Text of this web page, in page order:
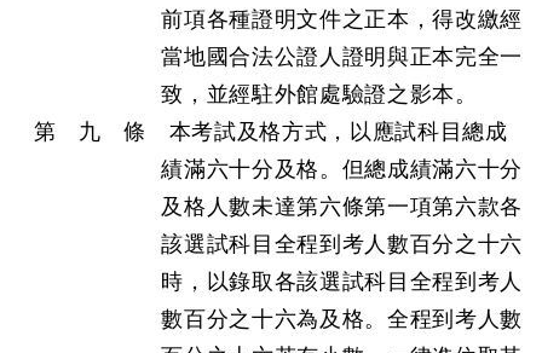
前項各種證明文件之正本，得改繳經
當地國合法公證人證明與正本完全一
致，並經駐外館處驗證之影本。
第 九 條 本考試及格方式，以應試科目總成
績滿六十分及格。但總成績滿六十分
及格人數未達第六條第一項第六款各
該選試科目全程到考人數百分之十六
時，以錄取各該選試科目全程到考人
數百分之十六為及格。全程到考人數